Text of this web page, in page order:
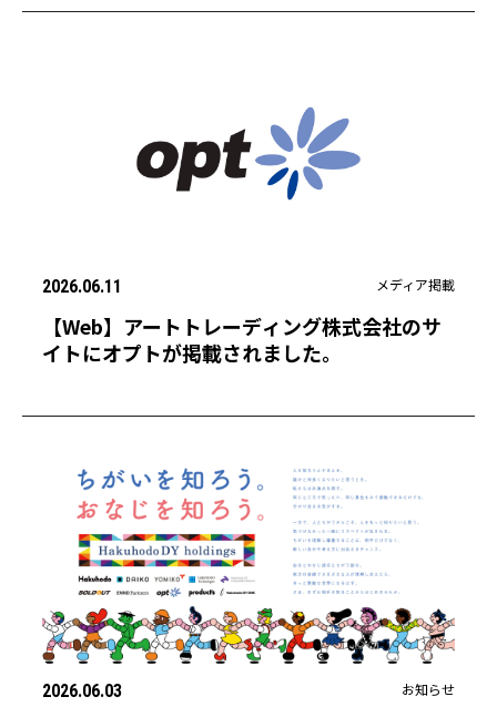
2026.06.11 メディア掲載
【Web】アートトレーディング株式会社のサ
イトにオプトが掲載されました。
2026.06.03 お知らせ